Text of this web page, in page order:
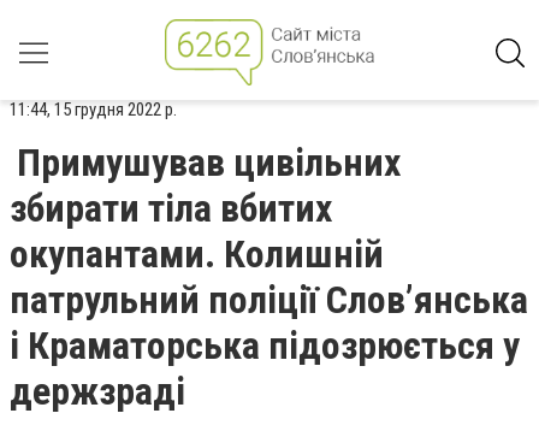
11:44, 15 грудня 2022 р.
Примушував цивільних
збирати тіла вбитих
окупантами. Колишній
патрульний поліції Слов’янська
і Краматорська підозрюється у
держзраді